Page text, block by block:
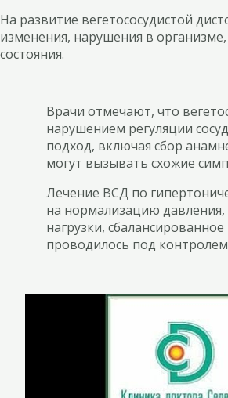
На развитие вегетососудистой
изменения, нарушения в
состояния.
Врачи отмечают, что
нарушением регуляции
подход, включая сбор
могут вызывать схожие
Лечение ВСД по
на нормализацию давления,
нагрузки,
проводилось под